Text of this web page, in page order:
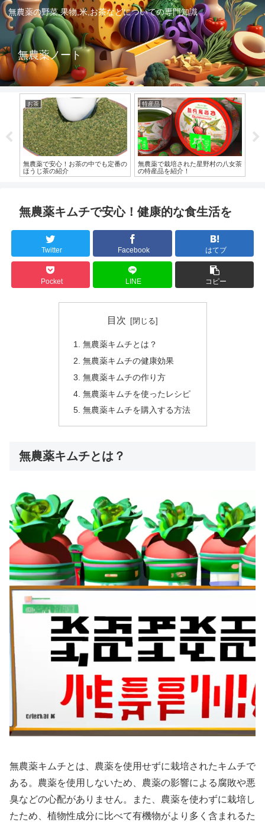
無農薬の野菜,果物,米,お茶などについての専門知識
無農薬ノート
お茶
無農薬で安心！お茶の中でも定番の
ほうじ茶の紹介
特産品
無農薬で栽培された星野村の八女茶
の特産品を紹介！
無農薬キムチで安心！健康的な食生活を
Twitter Facebook はてブ
Pocket LINE コピー
目次
無農薬キムチとは？
無農薬キムチの健康効果
無農薬キムチの作り方
無農薬キムチを使ったレシピ
無農薬キムチを購入する方法
無農薬キムチとは？
無農薬キムチとは、農薬を使用せずに栽培されたキムチで
ある。農薬を使用しないため、農薬の影響による腐敗や悪
臭などの心配がありません。また、農薬を使わずに栽培し
たため、植物性成分に比べて有機物がより多く含まれるた